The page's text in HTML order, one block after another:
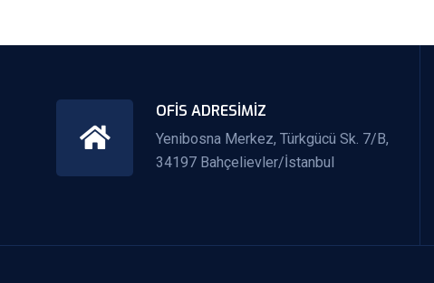
OFIS ADRESIMIZ
Yenibosna Merkez, Türkgücü Sk. 7/B,
34197 Bahçelievler/İstanbul